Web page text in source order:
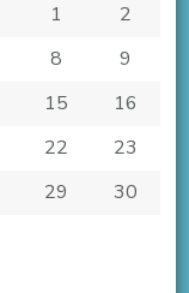
1
2
8
9
15
16
22
23
29
30